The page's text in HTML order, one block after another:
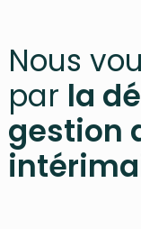
Nous
par la
gestion